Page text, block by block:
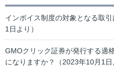
インボイス制度の対象となる取
1日より）
GMOクリック証券が発行する適
になりますか？（2023年10月1日